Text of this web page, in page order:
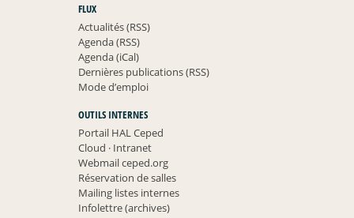
FLUX
Actualités (RSS)
Agenda (RSS)
Agenda (iCal)
Dernières publications (RSS)
Mode d’emploi
OUTILS INTERNES
Portail HAL Ceped
Cloud ·Intranet
Webmail ceped.org
Réservation de salles
Mailing listes internes
Infolettre (archives)